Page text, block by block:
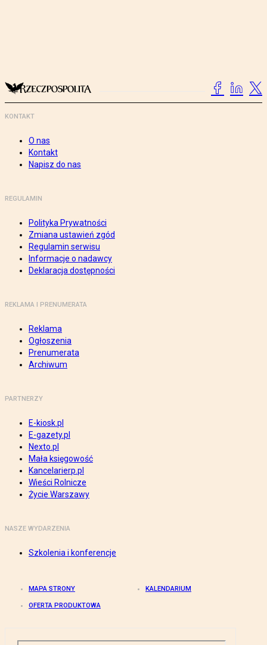
KONTAKT
O nas
Kontakt
Napisz do nas
REGULAMIN
Polityka Prywatności
Zmiana ustawień zgód
Regulamin serwisu
Informacje o nadawcy
Deklaracja dostępności
REKLAMA I PRENUMERATA
Reklama
Ogłoszenia
Prenumerata
Archiwum
PARTNERZY
E-kiosk.pl
E-gazety.pl
Nexto.pl
Mała księgowość
Kancelarierp.pl
Wieści Rolnicze
Życie Warszawy
NASZE WYDARZENIA
Szkolenia i konferencje
MAPA STRONY KALENDARIUM
OFERTA PRODUKTOWA